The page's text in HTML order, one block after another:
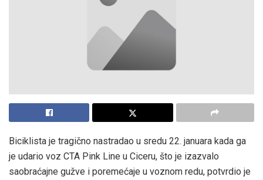
Biciklista je tragično nastradao u sredu 22. januara kada ga
je udario voz CTA Pink Line u Ciceru, što je izazvalo
saobraćajne gužve i poremećaje u voznom redu, potvrdio je